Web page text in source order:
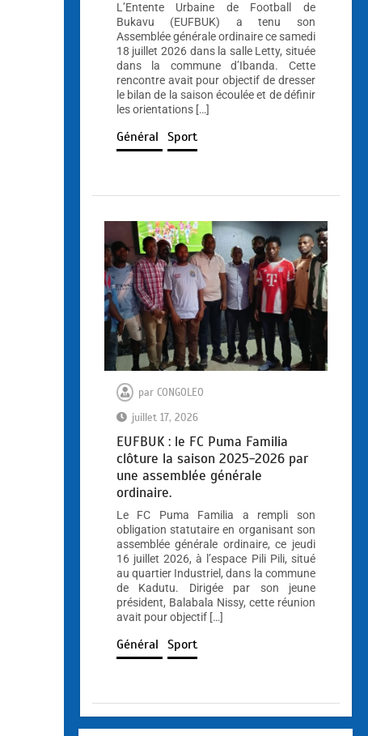
L’Entente Urbaine de Football de
Bukavu (EUFBUK) a tenu son
Assemblée générale ordinaire ce samedi
18 juillet 2026 dans la salle Letty, située
dans la commune d’Ibanda. Cette
rencontre avait pour objectif de dresser
le bilan de la saison écoulée et de définir
les orientations […]
Général Sport
par CONGOLEO
juillet 17, 2026
EUFBUK : le FC Puma Familia
clôture la saison 2025-2026 par
une assemblée générale
ordinaire.
Le FC Puma Familia a rempli son
obligation statutaire en organisant son
assemblée générale ordinaire, ce jeudi
16 juillet 2026, à l’espace Pili Pili, situé
au quartier Industriel, dans la commune
de Kadutu. Dirigée par son jeune
président, Balabala Nissy, cette réunion
avait pour objectif […]
Général Sport